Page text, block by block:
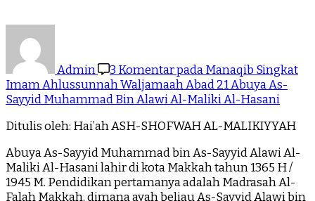
Admin 3 Komentarpada Manaqib Singkat
Imam Ahlussunnah Waljamaah Abad 21 Abuya As-
Sayyid Muhammad Bin Alawi Al-Maliki Al-Hasani
Ditulis oleh: Hai’ah ASH-SHOFWAH AL-MALIKIYYAH
Abuya As-Sayyid Muhammad bin As-Sayyid Alawi Al-
Maliki Al-Hasani lahir di kota Makkah tahun 1365 H /
1945 M. Pendidikan pertamanya adalah Madrasah Al-
Falah Makkah, dimana ayah beliau As-Sayyid Alawi bin